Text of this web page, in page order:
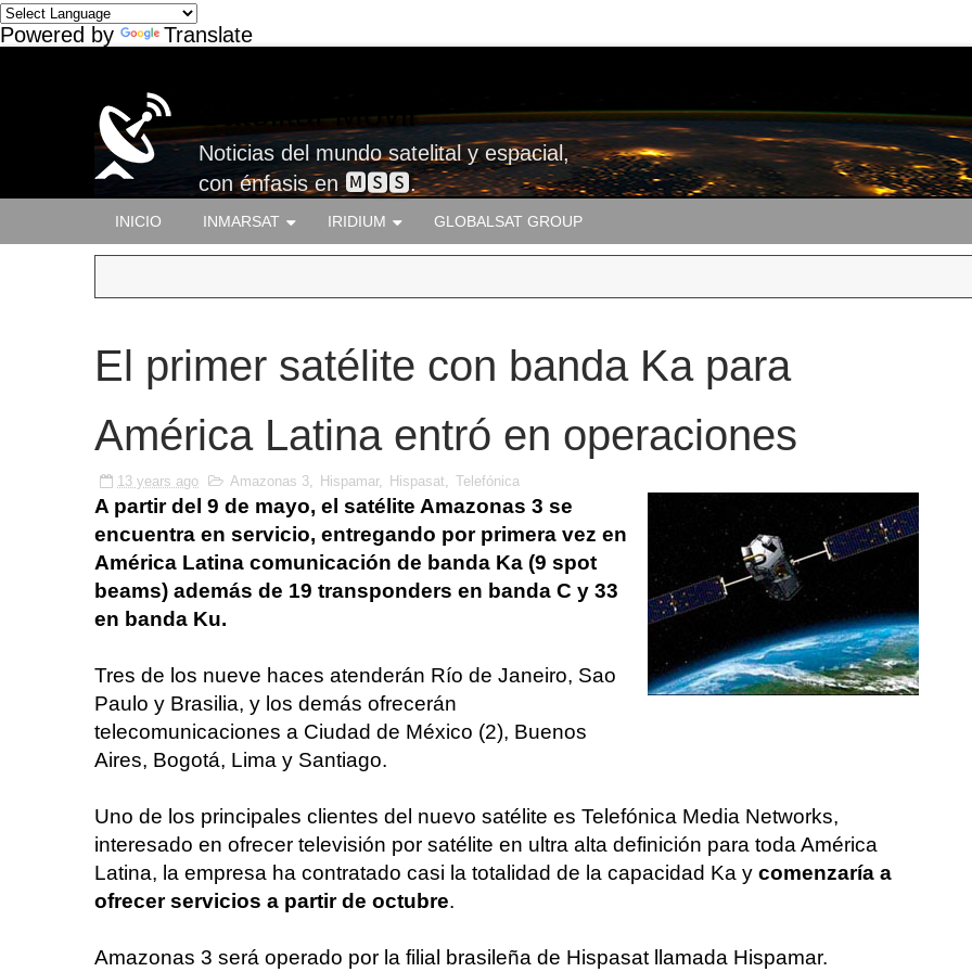
Powered by Translate
Satelital-Móvil
Noticias del mundo satelital y espacial,
con énfasis en 🅼🆂🆂.
INICIO INMARSAT IRIDIUM GLOBALSAT GROUP
El primer satélite con banda Ka para
América Latina entró en operaciones
13 years ago Amazonas 3, Hispamar, Hispasat, Telefónica
A partir del 9 de mayo, el satélite Amazonas 3 se
encuentra en servicio, entregando por primera vez en
América Latina comunicación de banda Ka (9 spot
beams) además de 19 transponders en banda C y 33
en banda Ku.
Tres de los nueve haces atenderán Río de Janeiro, Sao
Paulo y Brasilia, y los demás ofrecerán
telecomunicaciones a Ciudad de México (2), Buenos
Aires, Bogotá, Lima y Santiago.
Uno de los principales clientes del nuevo satélite es Telefónica Media Networks,
interesado en ofrecer televisión por satélite en ultra alta definición para toda América
Latina, la empresa ha contratado casi la totalidad de la capacidad Ka y comenzaría a
ofrecer servicios a partir de octubre.
Amazonas 3 será operado por la filial brasileña de Hispasat llamada Hispamar.